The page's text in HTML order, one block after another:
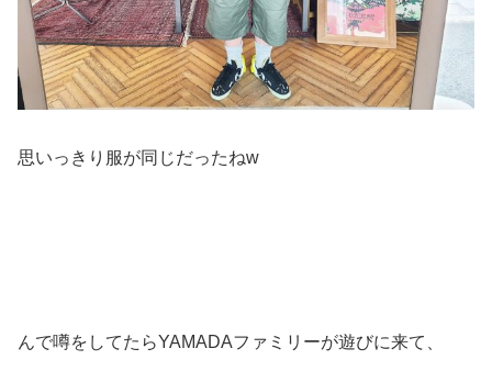
思いっきり服が同じだったねw
んで噂をしてたらYAMADAファミリーが遊びに来て、